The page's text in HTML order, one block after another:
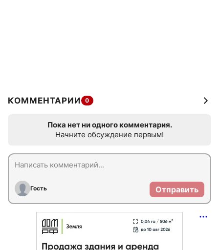
КОММЕНТАРИИ 0
Пока нет ни одного комментария.
Начните обсуждение первым!
Гость Отправить